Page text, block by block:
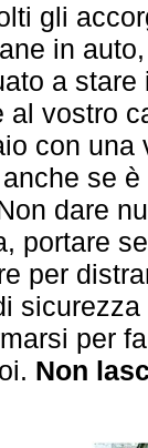
gli
in
a
al vostro
con una
anche se
dare
portare
per
per
Non